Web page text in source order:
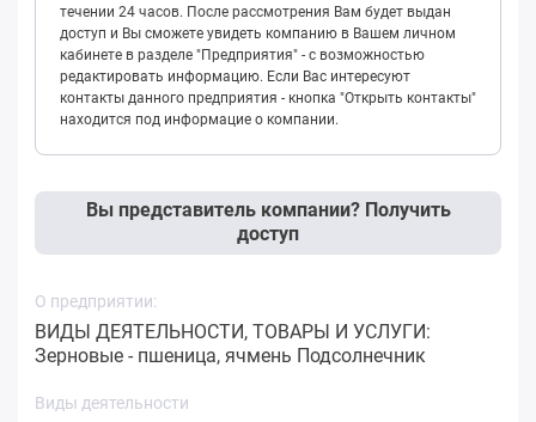
течении 24 часов. После рассмотрения Вам будет выдан
доступ и Вы сможете увидеть компанию в Вашем личном
кабинете в разделе "Предприятия" - с возможностью
редактировать информацию. Если Вас интересуют
контакты данного предприятия - кнопка "Открыть контакты"
находится под информацие о компании.
Вы представитель компании? Получить
доступ
О предприятии:
ВИДЫ ДЕЯТЕЛЬНОСТИ, ТОВАРЫ И УСЛУГИ:
Зерновые - пшеница, ячмень Подсолнечник
Виды деятельности